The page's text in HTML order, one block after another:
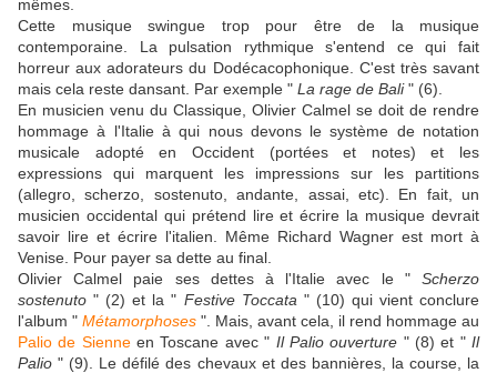
mêmes.
Cette musique swingue trop pour être de la musique
contemporaine. La pulsation rythmique s'entend ce qui fait
horreur aux adorateurs du Dodécacophonique. C'est très savant
mais cela reste dansant. Par exemple " La rage de Bali" (6).
En musicien venu du Classique, Olivier Calmel se doit de rendre
hommage à l'Italie à qui nous devons le système de notation
musicale adopté en Occident (portées et notes) et les
expressions qui marquent les impressions sur les partitions
(allegro, scherzo, sostenuto, andante, assai, etc). En fait, un
musicien occidental qui prétend lire et écrire la musique devrait
savoir lire et écrire l'italien. Même Richard Wagner est mort à
Venise. Pour payer sa dette au final.
Olivier Calmel paie ses dettes à l'Italie avec le " Scherzo
sostenuto " (2) et la " Festive Toccata " (10) qui vient conclure
l'album " Métamorphoses ". Mais, avant cela, il rend hommage au
Palio de Sienneen Toscane avec " Il Palio ouverture " (8) et "Il
Palio " (9). Le défilé des chevaux et des bannières, la course, la